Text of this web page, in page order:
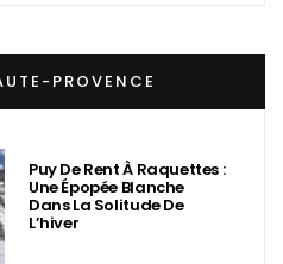
PROVENCE
Puy De Rent À Raquettes :
Une Épopée Blanche
Dans La Solitude De
L’hiver